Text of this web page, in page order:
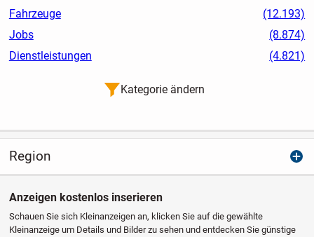
Fahrzeuge
(12.193)
Jobs
(8.874)
Dienstleistungen
(4.821)
Kategorie ändern
Region
Anzeigen kostenlos inserieren
Schauen Sie sich Kleinanzeigen an, klicken Sie auf die gewählte
Kleinanzeige um Details und Bilder zu sehen und entdecken Sie günstige